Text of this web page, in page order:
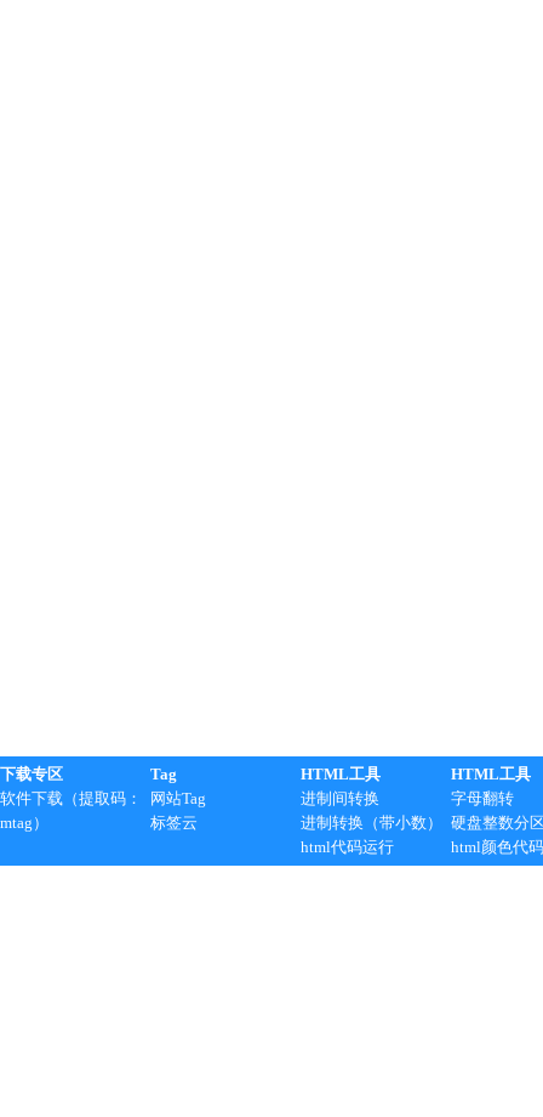
下载专区
软件下载（提取码：
mtag）
Tag
网站Tag
标签云
HTML工具
进制间转换
进制转换（带小数）
html代码运行
HTML工具
字母翻转
硬盘整数分
html颜色代码